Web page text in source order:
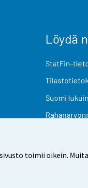
toimii oikein.
Löydä
StatFin-
Suomi